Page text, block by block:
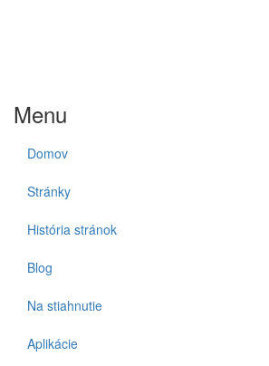
Menu
Domov
Stránky
História stránok
Blog
Na stiahnutie
Aplikácie